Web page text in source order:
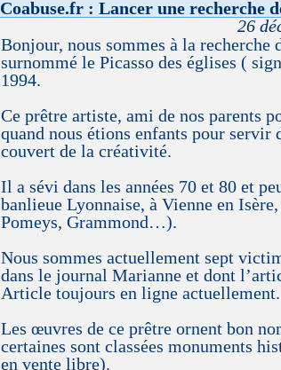
Coabuse.fr : Lancer une recherche
26
Bonjour, nous sommes à la
surnommé le Picasso des églises (
1994.
Ce prêtre artiste, ami de nos parents
quand nous étions enfants pour servir
couvert de la créativité.
Il a sévi dans les années 70 et 80 et
banlieue Lyonnaise, à Vienne en
Pomeys, Grammond…).
Nous sommes actuellement sept
dans le journal Marianne et dont
Article toujours en ligne actuellement.
Les œuvres de ce prêtre ornent bon
certaines sont classées monuments
en vente libre).